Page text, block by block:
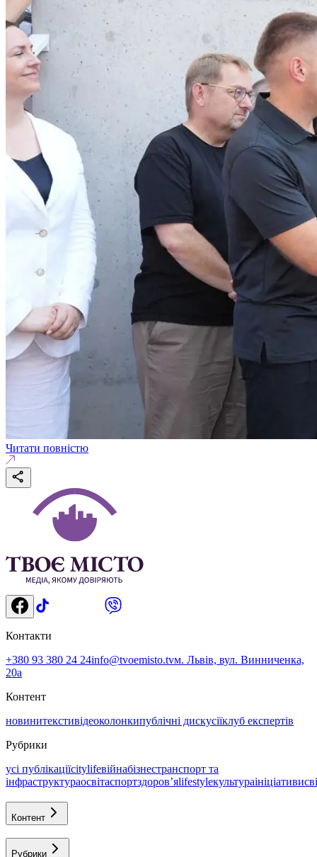
Читати повністю
Контакти
+380 93 380 24 24info@tvoemisto.tvм. Львів, вул. Винниченка,
20а
Контент
новинитекстивідеоколонкипублічні дискусіїклуб експертів
Рубрики
усі публікаціїcitylifeвійнабізнестранспорт та
інфраструктураосвітаспортздоровʼяlifestyleкультураініціативи
Контент
Рубрики